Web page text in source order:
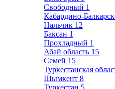
Свободный 1
Кабардино-
Нальчик 12
Баксан 1
Прохладный 1
Абай область 15
Семей 15
Туркестанская
Шымкент 8
Туркестан 5